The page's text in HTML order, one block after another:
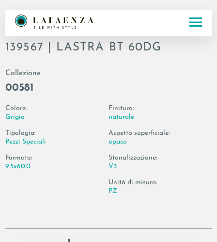
139567 | LASTRA BT 60DG
Collezione
00581
Colore:
Grigio
Tipologia:
Pezzi Speciali
Formato:
9.5x60.0
Finitura:
naturale
Aspetto superficiale:
opaco
Stonalizzazione:
V3
Unità di misura:
PZ